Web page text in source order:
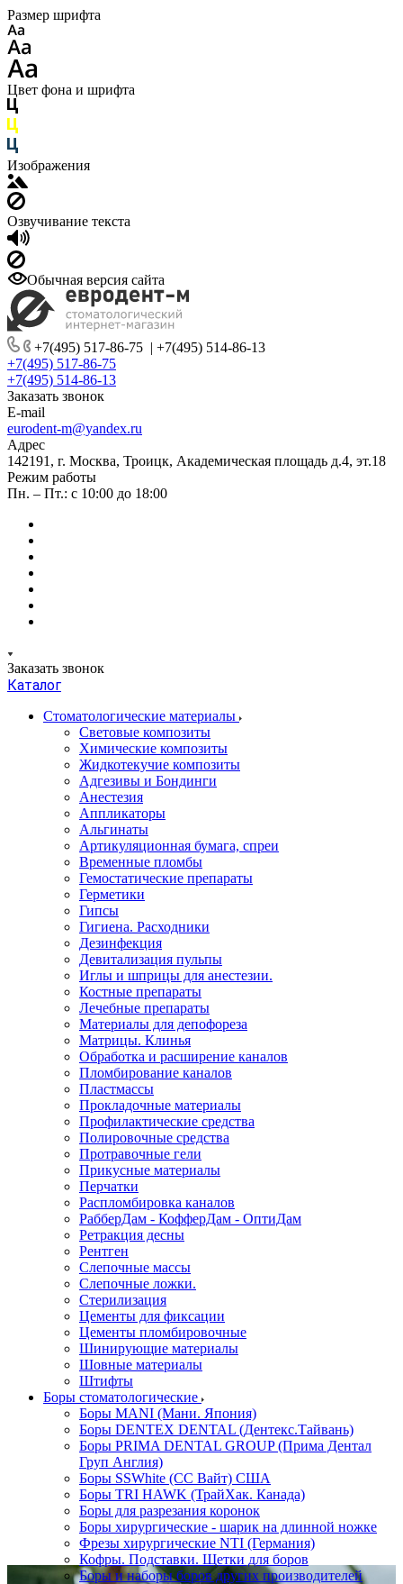
Размер шрифта
Цвет фона и шрифта
Изображения
Озвучивание текста
Обычная версия сайта
+7(495) 517-86-75 | +7(495) 514-86-13
+7(495) 517-86-75
+7(495) 514-86-13
Заказать звонок
E-mail
eurodent-m@yandex.ru
Адрес
142191, г. Москва, Троицк, Академическая площадь д.4, эт.18
Режим работы
Пн. – Пт.: с 10:00 до 18:00
Заказать звонок
Каталог
Стоматологические материалы
Световые композиты
Химические композиты
Жидкотекучие композиты
Адгезивы и Бондинги
Анестезия
Аппликаторы
Альгинаты
Артикуляционная бумага, спреи
Временные пломбы
Гемостатические препараты
Герметики
Гипсы
Гигиена. Расходники
Дезинфекция
Девитализация пульпы
Иглы и шприцы для анестезии.
Костные препараты
Лечебные препараты
Материалы для депофореза
Матрицы. Клинья
Обработка и расширение каналов
Пломбирование каналов
Пластмассы
Прокладочные материалы
Профилактические средства
Полировочные средства
Протравочные гели
Прикусные материалы
Перчатки
Распломбировка каналов
РабберДам - КофферДам - ОптиДам
Ретракция десны
Рентген
Слепочные массы
Слепочные ложки.
Стерилизация
Цементы для фиксации
Цементы пломбировочные
Шинирующие материалы
Шовные материалы
Штифты
Боры стоматологические
Боры MANI (Мани. Япония)
Боры DENTEX DENTAL (Дентекс.Тайвань)
Боры PRIMA DENTAL GROUP (Прима Дентал
Груп Англия)
Боры SSWhite (СС Вайт) США
Боры TRI HAWK (ТрайХак. Канада)
Боры для разрезания коронок
Боры хирургические - шарик на длинной ножке
Фрезы хирургические NTI (Германия)
Кофры. Подставки. Щетки для боров
Боры и наборы боров других производителей